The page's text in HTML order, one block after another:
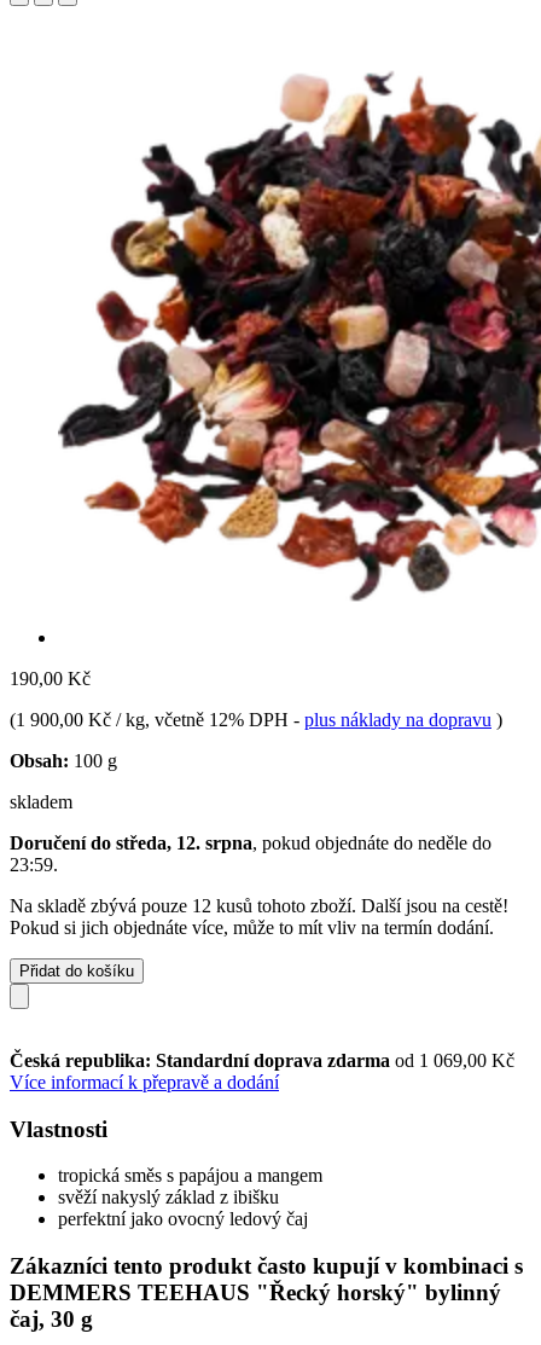
190,00 Kč
(1 900,00 Kč / kg, včetně 12% DPH - plus náklady na dopravu )
Obsah: 100 g
skladem
Doručení do středa, 12. srpna, pokud objednáte do neděle do
23:59.
Na skladě zbývá pouze 12 kusů tohoto zboží. Další jsou na cestě!
Pokud si jich objednáte více, může to mít vliv na termín dodání.
Přidat do košíku
Česká republika: Standardní doprava zdarma od 1 069,00 Kč
Více informací k přepravě a dodání
Vlastnosti
tropická směs s papájou a mangem
svěží nakyslý základ z ibišku
perfektní jako ovocný ledový čaj
Zákazníci tento produkt často kupují v kombinaci s
DEMMERS TEEHAUS "Řecký horský" bylinný
čaj, 30 g